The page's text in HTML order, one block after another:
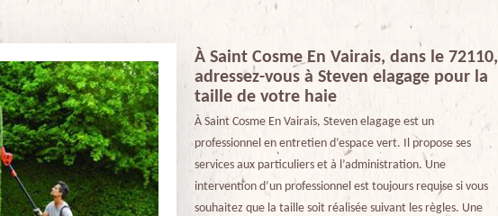
À Saint Cosme En Vairais, dans le 72110,
adressez-vous à Steven elagage pour la
taille de votre haie
À Saint Cosme En Vairais, Steven elagage est un
professionnel en entretien d‘espace vert. Il propose ses
services aux particuliers et à l’administration. Une
intervention d’un professionnel est toujours requise si vous
souhaitez que la taille soit réalisée suivant les règles. Une